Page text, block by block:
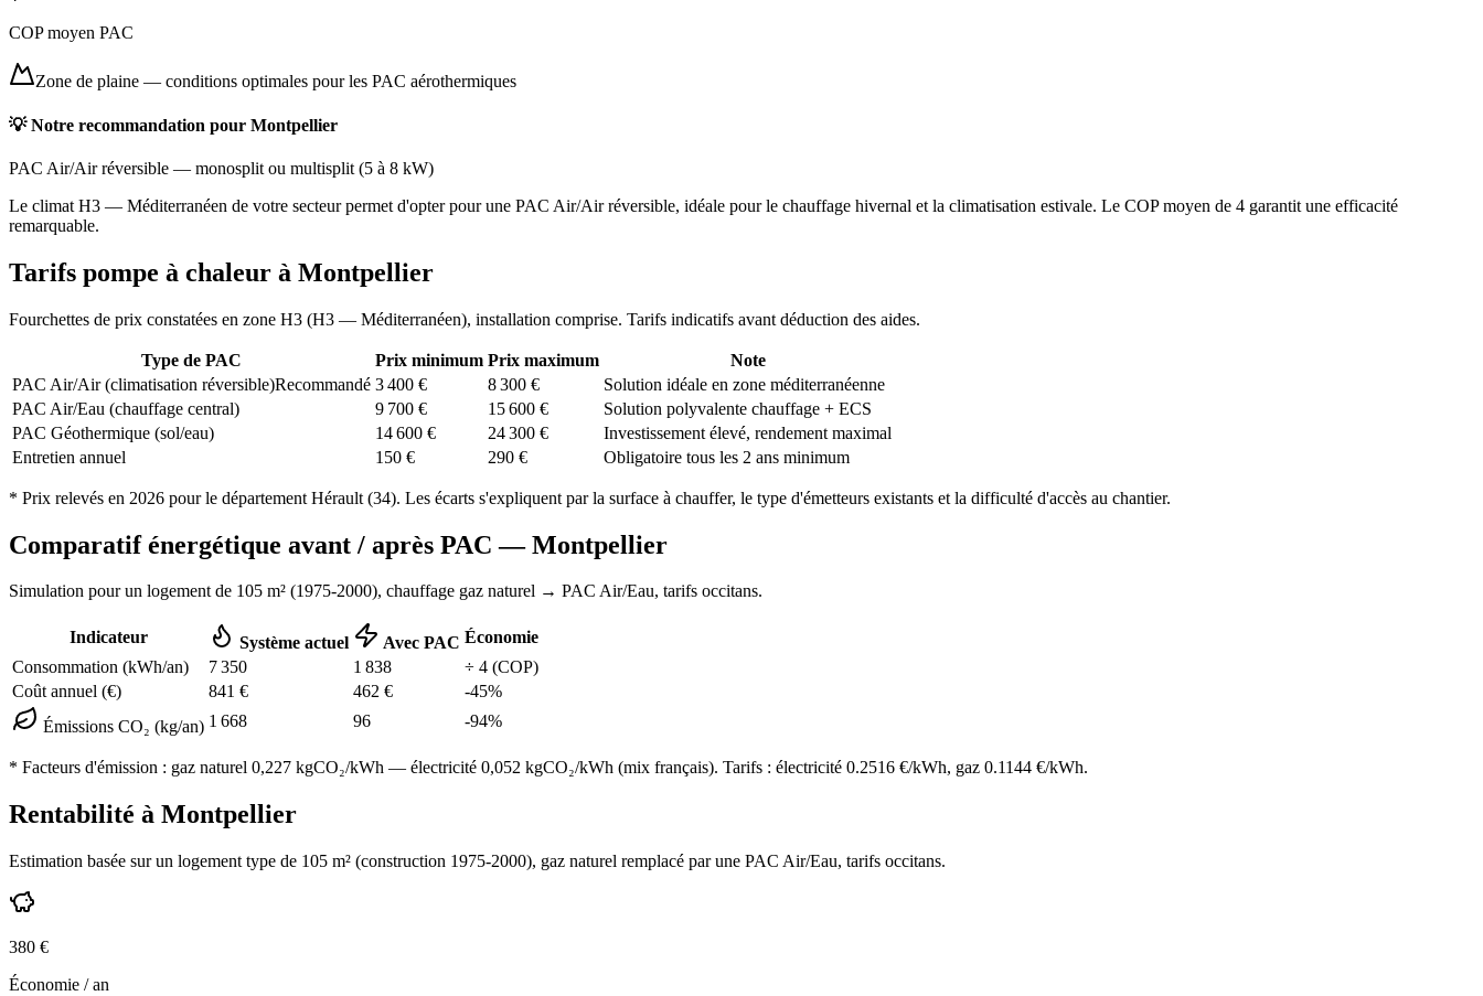
COP moyen PAC
Zone de plaine — conditions optimales pour les PAC aérothermiques
💡 Notre recommandation pour Montpellier
PAC Air/Air réversible — monosplit ou multisplit (5 à 8 kW)
Le climat H3 — Méditerranéen de votre secteur permet d'opter pour une PAC Air/Air réversible, idéale pour le chauffage hivernal et la climatisation estivale. Le COP moyen de 4 garantit une efficacité
remarquable.
Tarifs pompe à chaleur à Montpellier
Fourchettes de prix constatées en zone H3 (H3 — Méditerranéen), installation comprise. Tarifs indicatifs avant déduction des aides.
Type de PAC Prix minimum Prix maximum
Note
PAC Air/Air (climatisation réversible)Recommandé 3 400 € 8 300 €
Solution idéale en zone méditerranéenne
PAC Air/Eau (chauffage central)
9 700 € 15 600 €
Solution polyvalente chauffage + ECS
PAC Géothermique (sol/eau)
14 600 € 24 300 €
Investissement élevé, rendement maximal
Entretien annuel
150 € 290 € Obligatoire tous les 2 ans minimum
* Prix relevés en 2026 pour le département Hérault (34). Les écarts s'expliquent par la surface à chauffer, le type d'émetteurs existants et la difficulté d'accès au chantier.
Comparatif énergétique avant / après PAC —Montpellier
Simulation pour un logement de 105 m² (1975-2000), chauffage gaz naturel → PAC Air/Eau, tarifs occitans.
Indicateur Système actuel Avec PAC Économie
Consommation (kWh/an)
7 350 1 838 ÷ 4 (COP)
Coût annuel (€)
841 € 462 € -45%
Émissions CO₂ (kg/an) 1 668 96 -94%
* Facteurs d'émission : gaz naturel 0,227 kgCO₂/kWh — électricité 0,052 kgCO₂/kWh (mix français). Tarifs : électricité 0.2516 €/kWh, gaz 0.1144 €/kWh.
Rentabilité à Montpellier
Estimation basée sur un logement type de 105 m² (construction 1975-2000), gaz naturel remplacé par une PAC Air/Eau, tarifs occitans.
380 €
Économie / an